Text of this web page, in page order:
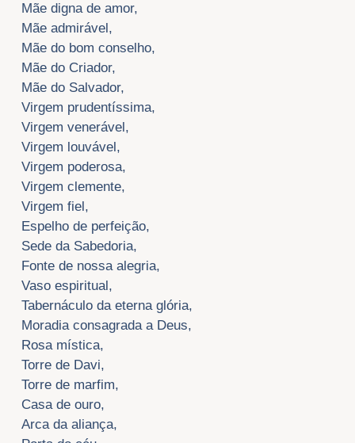
Mãe digna de amor,
Mãe admirável,
Mãe do bom conselho,
Mãe do Criador,
Mãe do Salvador,
Virgem prudentíssima,
Virgem venerável,
Virgem louvável,
Virgem poderosa,
Virgem clemente,
Virgem fiel,
Espelho de perfeição,
Sede da Sabedoria,
Fonte de nossa alegria,
Vaso espiritual,
Tabernáculo da eterna glória,
Moradia consagrada a Deus,
Rosa mística,
Torre de Davi,
Torre de marfim,
Casa de ouro,
Arca da aliança,